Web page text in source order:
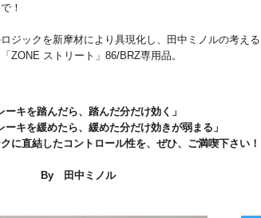
で！
ジックを新摩材により具現化し、田中ミノルの考える
ZONE ストリート」86/BRZ専用品。
ーキを踏んだら、踏んだ分だけ効く」
ーキを緩めたら、緩めた分だけ効きが弱まる」
に直結したコントロール性を、ぜひ、ご満喫下さい！
By 田中ミノル